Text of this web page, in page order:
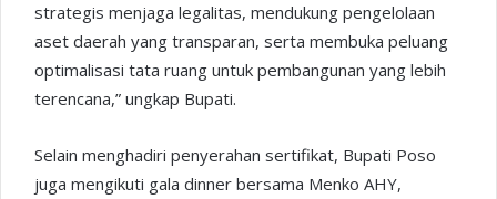
strategis menjaga legalitas, mendukung pengelolaan
aset daerah yang transparan, serta membuka peluang
optimalisasi tata ruang untuk pembangunan yang lebih
terencana,” ungkap Bupati.
Selain menghadiri penyerahan sertifikat, Bupati Poso
juga mengikuti gala dinner bersama Menko AHY,